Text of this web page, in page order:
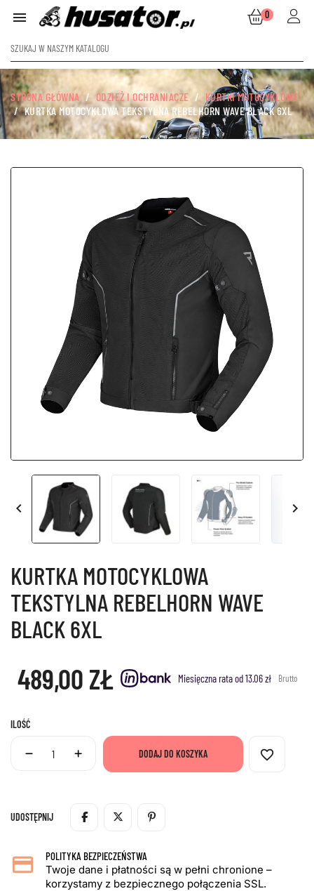
 0
STRONA GŁÓWNA ODZIEŻ I OCHRANIACZE
KURTKI MOTOCYKLOWE
KURTKA MOTOCYKLOWA TEKSTYLNA REBELHORN WAVE BLACK 6XL
 
KURTKA MOTOCYKLOWA
TEKSTYLNA REBELHORN WAVE
BLACK 6XL
489,00 ZŁ Miesięczna rata od 13.06 zł Brutto
ILOŚĆ
DODAJ DO KOSZYKA favorite_border
UDOSTĘPNIJ
POLITYKA BEZPIECZEŃSTWA
Twoje dane i płatności są w pełni chronione –
korzystamy z bezpiecznego połączenia SSL.